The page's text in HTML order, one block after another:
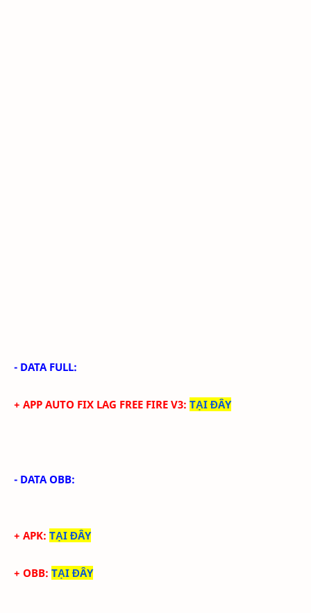
- DATA FULL:
+ APP AUTO FIX LAG FREE FIRE V3: TẠI ĐÂY
- DATA OBB:
+ APK: TẠI ĐÂY
+ OBB: TẠI ĐÂY